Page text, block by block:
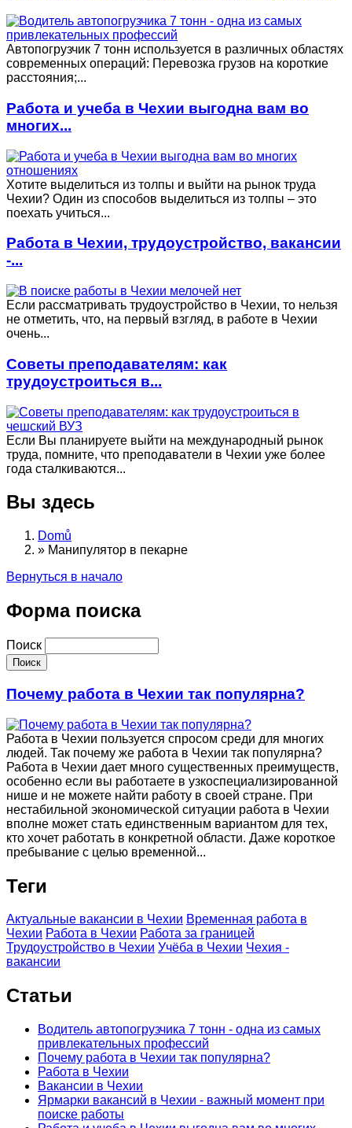
Автопогрузчик 7 тонн используется в различных областях
современных операций: Перевозка грузов на короткие
расстояния;...
Работа и учеба в Чехии выгодна вам во
многих...
Хотите выделиться из толпы и выйти на рынок труда
Чехии? Один из способов выделиться из толпы – это
поехать учиться...
Работа в Чехии, трудоустройство, вакансии
-...
Если рассматривать трудоустройство в Чехии, то нельзя
не отметить, что, на первый взгляд, в работе в Чехии
очень...
Советы преподавателям: как
трудоустроиться в...
Если Вы планируете выйти на международный рынок
труда, помните, что преподаватели в Чехии уже более
года сталкиваются...
Вы здесь
Domů
» Манипулятор в пекарне
Вернуться в начало
Форма поиска
Поиск
Почему работа в Чехии так популярна?
Работа в Чехии пользуется спросом среди для многих
людей. Так почему же работа в Чехии так популярна?
Работа в Чехии дает много существенных преимуществ,
особенно если вы работаете в узкоспециализированной
нише и не можете найти работу в своей стране. При
нестабильной экономической ситуации работа в Чехии
вполне может стать единственным вариантом для тех,
кто хочет работать в конкретной области. Даже короткое
пребывание с целью временной...
Теги
Актуальные вакансии в Чехии Временная работа в
Чехии Работа в Чехии Работа за границей
Трудоустройство в Чехии Учёба в Чехии Чехия -
вакансии
Статьи
Водитель автопогрузчика 7 тонн - одна из самых
привлекательных профессий
Почему работа в Чехии так популярна?
Работа в Чехии
Вакансии в Чехии
Ярмарки вакансий в Чехии - важный момент при
поиске работы